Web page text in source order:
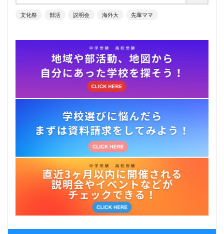
文化祭 部活 説明会 海外大 先輩ママ